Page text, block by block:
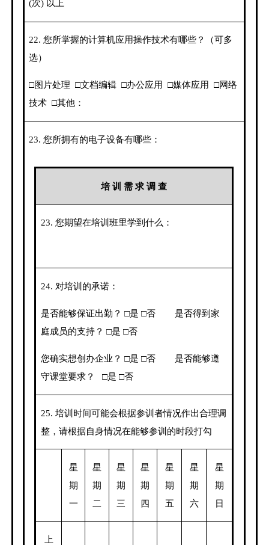
(次) 以上
22.您所掌握的计算机应用操作技术有哪些？（可多
选）
□图片处理 □文档编辑 □办公应用 □媒体应用 □网络
技术 □其他：
23.您所拥有的电子设备有哪些：
培 训 需 求 调 查
23. 您期望在培训班里学到什么：
24. 对培训的承诺：
是否能够保证出勤？ □是 □否
是否得到家
庭成员的支持？ □是 □否
您确实想创办企业？ □是 □否
是否能够遵
守课堂要求？
□是 □否
25. 培训时间可能会根据参训者情况作出合理调
整，请根据自身情况在能够参训的时段打勾
星
期
一
星
期
二
星
期
三
星
期
四
星
期
五
星
期
六
星
期
日
上